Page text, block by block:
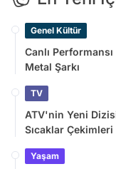
Genel Kültür
Canlı
Metal Şarkı
TV
ATV'nin Yeni
Sıcaklar
Yaşam